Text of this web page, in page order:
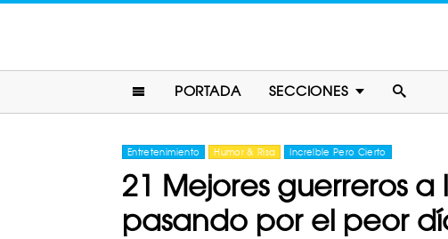
PORTADA SECCIONES
Entretenimiento Humor & Risa Increíble Pero Cierto
21 Mejores guerreros
pasando por el peor